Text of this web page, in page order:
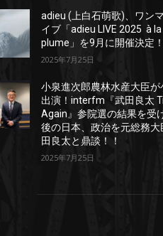
adieu (上白石萌歌)、ワン
イブ「adieu LIVE 2025 à la
plume」を9月に開催決定！
2025年7月25日
小泉進次郎農林水産大臣が
出演！interfm『武田良太
Again』参院選の結果を受
後の日本、政治を元総務大
田良太と鼎談！！
2025年7月25日